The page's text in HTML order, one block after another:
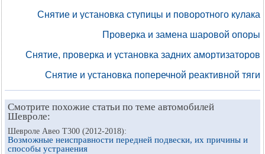
Снятие и установка ступицы и поворотного кулака
Проверка и замена шаровой опоры
Снятие, проверка и установка задних амортизаторов
Снятие и установка поперечной реактивной тяги
Смотрите похожие статьи по теме автомобилей
Шевроле:
Шевроле Авео Т300 (2012-2018):
Возможные неисправности передней подвески, их причины и
способы устранения